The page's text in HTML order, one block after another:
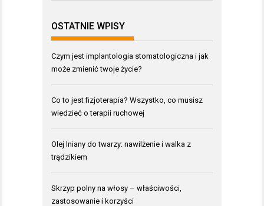
OSTATNIE WPISY
Czym jest implantologia stomatologiczna i jak
może zmienić twoje życie?
Co to jest fizjoterapia? Wszystko, co musisz
wiedzieć o terapii ruchowej
Olej lniany do twarzy: nawilżenie i walka z
trądzikiem
Skrzyp polny na włosy – właściwości,
zastosowanie i korzyści